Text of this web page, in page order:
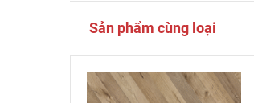
Sản phẩm cùng loại